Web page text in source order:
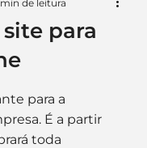
para
de leitura
para a
É a partir
toda